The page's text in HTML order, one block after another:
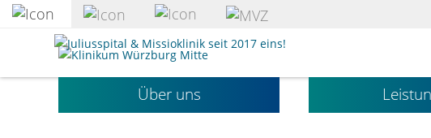
zum
Klinikum
Würzburg
Mitte
gGmbHÜber uns